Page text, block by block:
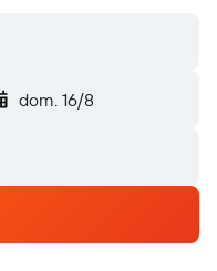
dom. 16/8